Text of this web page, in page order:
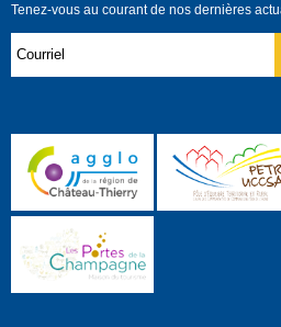
Tenez-vous au courant de nos dernières